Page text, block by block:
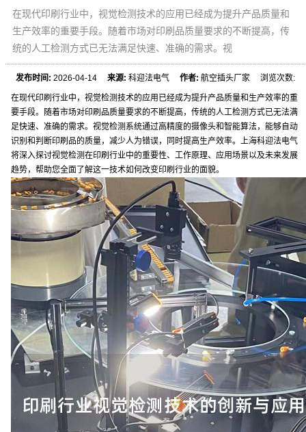
在现代印刷行业中，视觉检测技术的应用已经成为提升产品质量和
生产效率的重要手段。随着市场对印刷品质量要求的不断提高，传
统的人工检测方式已无法满足快速、准确的需求。视
发布时间: 2026-04-14来源: 科迎法电气作者: 航空插头厂家 浏览次数:
在现代印刷行业中，视觉检测技术的应用已经成为提升产品质量和生产效率的重
要手段。随着市场对印刷品质量要求的不断提高，传统的人工检测方式已无法满
足快速、准确的需求。视觉检测系统通过高精度的摄像头和智能算法，能够自动
识别和判断印刷品的质量，减少人为错误，同时提高生产效率。上海科迎法电气
将深入探讨视觉检测在印刷行业中的重要性、工作原理、应用场景以及未来发展
趋势，帮助您全面了解这一技术如何改变印刷行业的面貌。